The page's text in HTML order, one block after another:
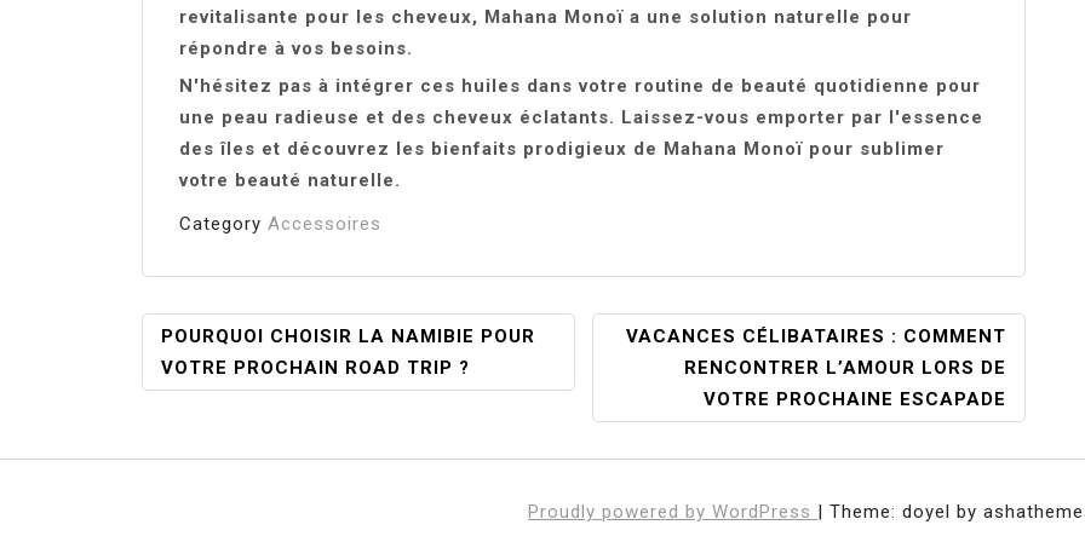
revitalisante pour les cheveux, Mahana Monoï a une solution naturelle pour
répondre à vos besoins.
N'hésitez pas à intégrer ces huiles dans votre routine de beauté quotidienne pour
une peau radieuse et des cheveux éclatants. Laissez-vous emporter par l'essence
des îles et découvrez les bienfaits prodigieux de Mahana Monoï pour sublimer
votre beauté naturelle.
Category Accessoires
Navigation
De
POURQUOI CHOISIR LA NAMIBIE POUR
VOTRE PROCHAIN ROAD TRIP ?
VACANCES CÉLIBATAIRES : COMMENT
RENCONTRER L’AMOUR LORS DE
VOTRE PROCHAINE ESCAPADE
Proudly powered by WordPress | Theme: doyel by